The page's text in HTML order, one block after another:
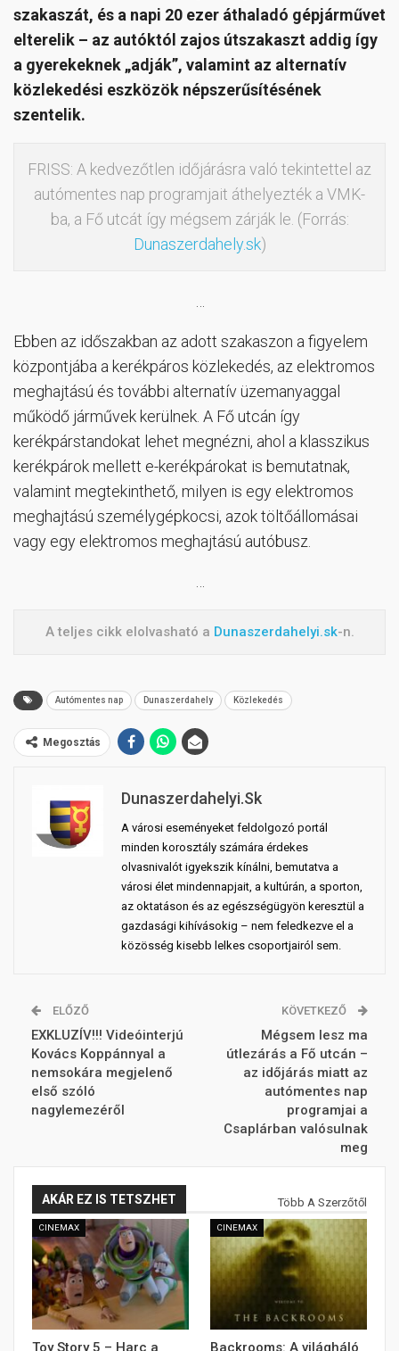
szakaszát, és a napi 20 ezer áthaladó gépjárművet
elterelik – az autóktól zajos útszakaszt addig így
a gyerekeknek „adják”, valamint az alternatív
közlekedési eszközök népszerűsítésének
szentelik.
FRISS: A kedvezőtlen időjárásra való tekintettel az
autómentes nap programjait áthelyezték a VMK-
ba, a Fő utcát így mégsem zárják le. (Forrás:
Dunaszerdahely.sk)
Ebben az időszakban az adott szakaszon a figyelem
központjába a kerékpáros közlekedés, az elektromos
meghajtású és további alternatív üzemanyaggal
működő járművek kerülnek. A Fő utcán így
kerékpárstandokat lehet megnézni, ahol a klasszikus
kerékpárok mellett e-kerékpárokat is bemutatnak,
valamint megtekinthető, milyen is egy elektromos
meghajtású személygépkocsi, azok töltőállomásai
vagy egy elektromos meghajtású autóbusz.
A teljes cikk elolvasható a Dunaszerdahelyi.sk-n.
Autómentes nap Dunaszerdahely Közlekedés
Megosztás
Dunaszerdahelyi.sk
A városi eseményeket feldolgozó portál
minden korosztály számára érdekes
olvasnivalót igyekszik kínálni, bemutatva a
városi élet mindennapjait, a kultúrán, a sporton,
az oktatáson és az egészségügyön keresztül a
gazdasági kihívásokig – nem feledkezve el a
közösség kisebb lelkes csoportjairól sem.
ELŐZŐ
EXKLUZÍV!!! Videóinterjú
Kovács Koppánnyal a
nemsokára megjelenő
első szóló
nagylemezéről
KÖVETKEZŐ
Mégsem lesz ma
útlezárás a Fő utcán –
az időjárás miatt az
autómentes nap
programjai a
Csaplárban valósulnak
meg
AKÁR EZ IS TETSZHET Több A Szerzőtől
CINEMAX
Toy Story 5 – Harc a
CINEMAX
Backrooms: A világháló